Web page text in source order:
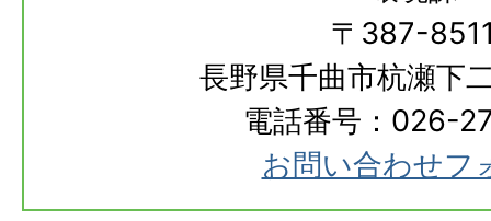
〒387-
長野県千曲市杭瀬下
電話番号：026-
お問い合わせフ